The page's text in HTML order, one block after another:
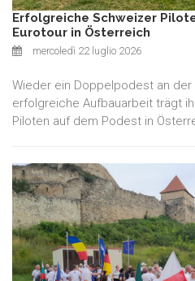
Erfolgreiche Schweizer
Eurotour in Österreich
mercoledì 22 luglio 2026
Wieder ein Doppelpodest an der
erfolgreiche Aufbauarbeit trägt
Piloten auf dem Podest in